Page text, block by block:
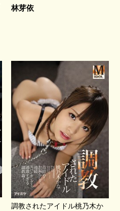
林芽依
調教されたアイドル桃乃木か